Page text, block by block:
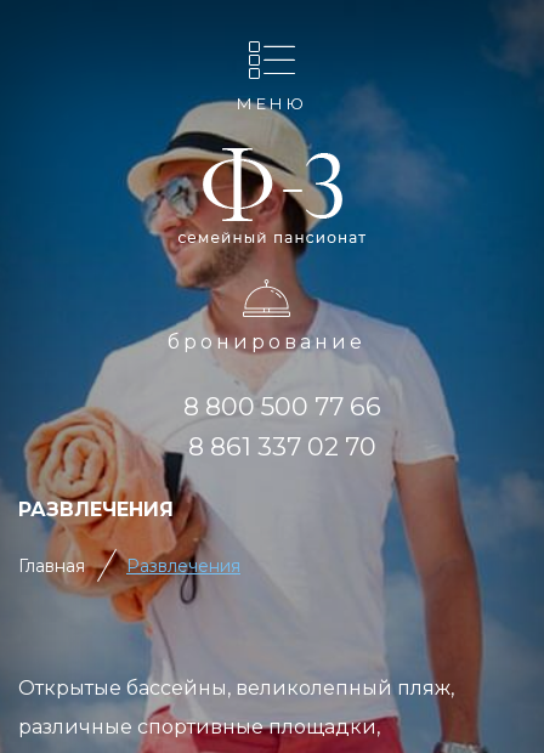
МЕНЮ
бронирование
8 800 500 77 66
8 861 337 02 70
РАЗВЛЕЧЕНИЯ
Главная Развлечения
Открытые бассейны, великолепный пляж,
различные спортивные площадки,